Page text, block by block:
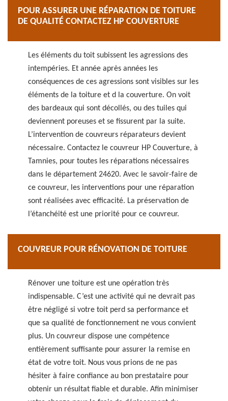
POUR ASSURER UNE RÉPARATION DE TOITURE
DE QUALITÉ CONTACTEZ HP COUVERTURE
Les éléments du toit subissent les agressions des
intempéries. Et année après années les
conséquences de ces agressions sont visibles sur les
éléments de la toiture et d la couverture. On voit
des bardeaux qui sont décollés, ou des tuiles qui
deviennent poreuses et se fissurent par la suite.
L’intervention de couvreurs réparateurs devient
nécessaire. Contactez le couvreur HP Couverture, à
Tamnies, pour toutes les réparations nécessaires
dans le département 24620. Avec le savoir-faire de
ce couvreur, les interventions pour une réparation
sont réalisées avec efficacité. La préservation de
l’étanchéité est une priorité pour ce couvreur.
COUVREUR POUR RÉNOVATION DE TOITURE
Rénover une toiture est une opération très
indispensable. C’est une activité qui ne devrait pas
être négligé si votre toit perd sa performance et
que sa qualité de fonctionnement ne vous convient
plus. Un couvreur dispose une compétence
entièrement suffisante pour assurer la remise en
état de votre toit. Nous vous prions de ne pas
hésiter à faire confiance au bon prestataire pour
obtenir un résultat fiable et durable. Afin minimiser